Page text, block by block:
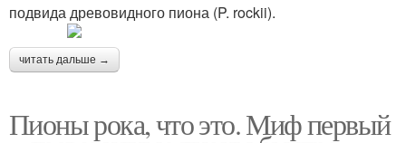
подвида древовидного пиона (P. rockii).
читать дальше →
Пионы рока, что это. Миф первый